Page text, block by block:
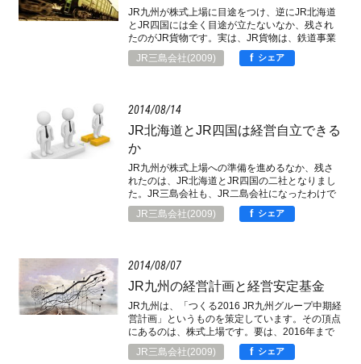
JR九州が株式上場に目途をつけ、逆にJR北海道
とJR四国には全く目途が立たないなか、残され
たのがJR貨物です。実は、JR貨物は、鉄道事業
の黒字化まで、もう一歩と迫っているのですし、
エネルギーと交通の構造転換の可能性を考えれ
うか。
JR三島会社(2009) f シェア
2014 08 14
JR北海道とJR四国は経営自立できる
か
JR九州が株式上場への準備を進めるなか、残さ
れたのは、JR北海道とJR四国の二社となりまし
た。JR三島会社も、JR二島会社になったわけで
すが、さて、この二社の自立経営の確立は可能な
のか。そもそも、自立経営とは、どういう意味な
JR三島会社(2009) f シェア
2014 08 07
JR九州の経営計画と経営安定基金
JR九州は、「つくる2016 JR九州グループ中期経
営計画」というものを策定しています。その頂点
にあるのは、株式上場です。要は、2016年まで
に上場企業としての諸条件を完備させるための経
営計画なのですが、さて、その実効性は、いか
JR三島会社(2009) f シェア